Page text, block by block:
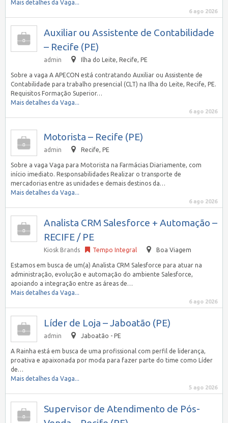
Mais detalhes da Vaga...
6 ago 2026
Auxiliar ou Assistente de Contabilidade
– Recife (PE)
admin Ilha do Leite, Recife, PE
Sobre a vaga A APECON está contratando Auxiliar ou Assistente de
Contabilidade para trabalho presencial (CLT) na Ilha do Leite, Recife, PE.
Requisitos Formação Superior…
Mais detalhes da Vaga...
6 ago 2026
Motorista – Recife (PE)
admin Recife, PE
Sobre a vaga Vaga para Motorista na Farmácias Diariamente, com
início imediato. Responsabilidades Realizar o transporte de
mercadorias entre as unidades e demais destinos da…
Mais detalhes da Vaga...
6 ago 2026
Analista CRM Salesforce + Automação –
RECIFE / PE
Kiosk Brands Tempo Integral Boa Viagem
Estamos em busca de um(a) Analista CRM Salesforce para atuar na
administração, evolução e automação do ambiente Salesforce,
apoiando a integração entre as áreas de…
Mais detalhes da Vaga...
6 ago 2026
Líder de Loja – Jaboatão (PE)
admin Jaboatão - PE
A Rainha está em busca de uma profissional com perfil de liderança,
proativa e apaixonada por moda para fazer parte do time como Líder
de…
Mais detalhes da Vaga...
5 ago 2026
Supervisor de Atendimento de Pós-